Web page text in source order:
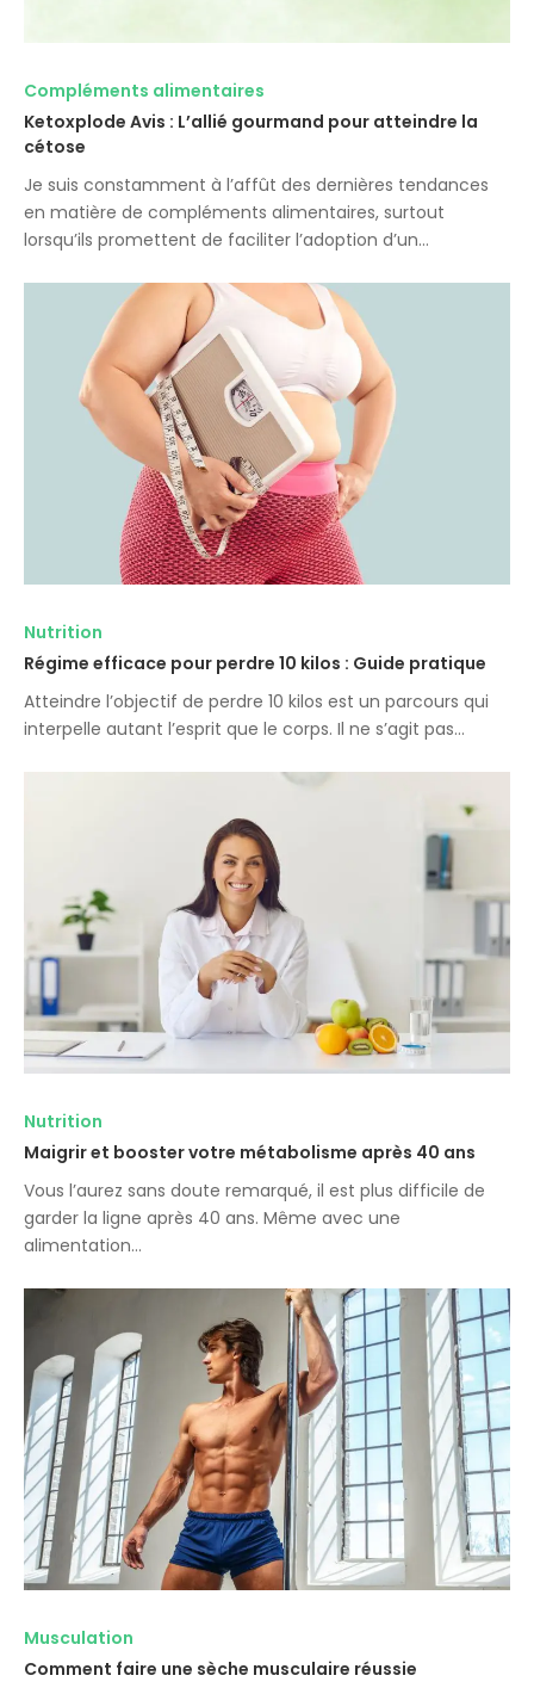
Compléments alimentaires
Ketoxplode Avis : L’allié gourmand pour atteindre la
cétose
Je suis constamment à l’affût des dernières tendances
en matière de compléments alimentaires, surtout
lorsqu’ils promettent de faciliter l’adoption d’un…
Nutrition
Régime efficace pour perdre 10 kilos : Guide pratique
Atteindre l’objectif de perdre 10 kilos est un parcours qui
interpelle autant l’esprit que le corps. Il ne s’agit pas…
Nutrition
Maigrir et booster votre métabolisme après 40 ans
Vous l’aurez sans doute remarqué, il est plus difficile de
garder la ligne après 40 ans. Même avec une
alimentation…
Musculation
Comment faire une sèche musculaire réussie